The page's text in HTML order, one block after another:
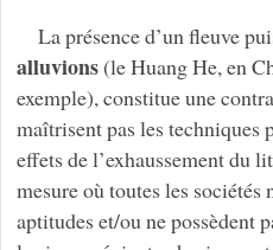
La présence d’un fleuve
alluvions(le Huang He, en
exemple), constitue une
maîtrisent pas les techniques
effets de l’exhaussement du
mesure où toutes les sociétés
aptitudes et/ou ne possèdent